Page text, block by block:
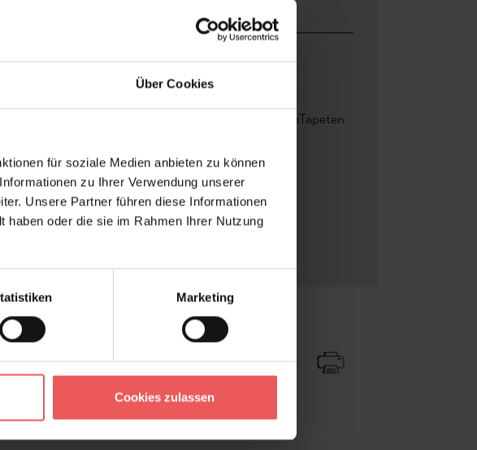
Über Cookies
für soziale Medien anbieten zu können
zu Ihrer Verwendung unserer
Unsere Partner führen diese Informationen
haben oder die sie im Rahmen Ihrer Nutzung
Marketing
Cookies zulassen
Breite: 3,72 m x Höhe 2,70 m
Luise & Otto
, FotoTapeten
Multicolor
Vlieskleber
besteht aus 8 Bahnen
Zu Favoriten